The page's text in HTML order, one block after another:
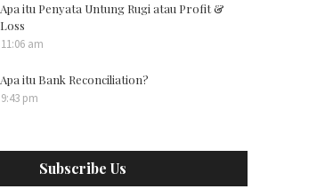
Apa itu Penyata Untung Rugi atau Profit &
Loss
11:06 am
Apa itu Bank Reconciliation?
9:43 pm
Subscribe Us